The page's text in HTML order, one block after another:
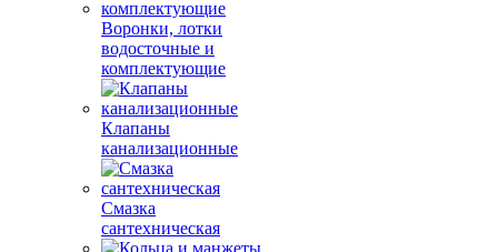
Воронки, лотки
водосточные и
комплектующие
Клапаны
канализационные
Смазка
сантехническая